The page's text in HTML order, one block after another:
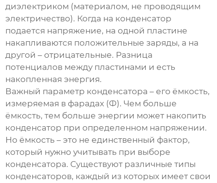
диэлектриком (материалом, не проводящим
электричество). Когда на конденсатор
подается напряжение, на одной пластине
накапливаются положительные заряды, а на
другой – отрицательные. Разница
потенциалов между пластинами и есть
накопленная энергия.
Важный параметр конденсатора – его ёмкость,
измеряемая в фарадах (Ф). Чем больше
ёмкость, тем больше энергии может накопить
конденсатор при определенном напряжении.
Но ёмкость – это не единственный фактор,
который нужно учитывать при выборе
конденсатора. Существуют различные типы
конденсаторов, каждый из которых имеет свои